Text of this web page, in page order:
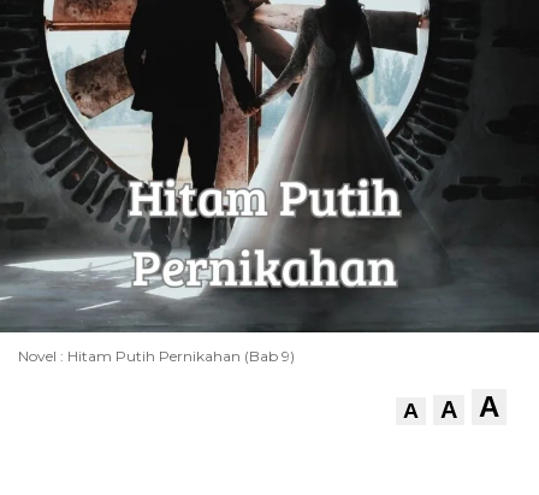
Novel : Hitam Putih Pernikahan (Bab 9)
A A A